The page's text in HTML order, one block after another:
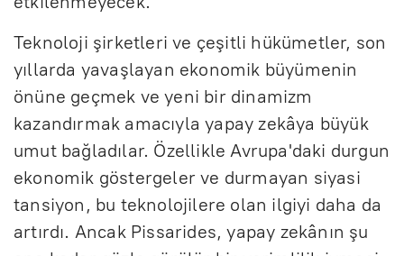
Teknoloji şirketleri ve çeşitli hükümetler, son
yıllarda yavaşlayan ekonomik büyümenin
önüne geçmek ve yeni bir dinamizm
kazandırmak amacıyla yapay zekâya büyük
umut bağladılar. Özellikle Avrupa'daki durgun
ekonomik göstergeler ve durmayan siyasi
tansiyon, bu teknolojilere olan ilgiyi daha da
artırdı. Ancak Pissarides, yapay zekânın şu